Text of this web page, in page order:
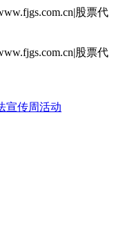
宣传周活动